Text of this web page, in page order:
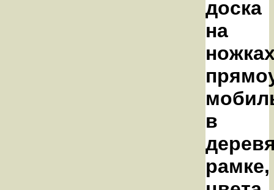
доска
на
в
рамке,